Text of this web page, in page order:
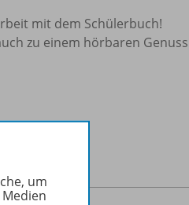
mit dem Schülerbuch!
zu einem hörbaren Genuss
um